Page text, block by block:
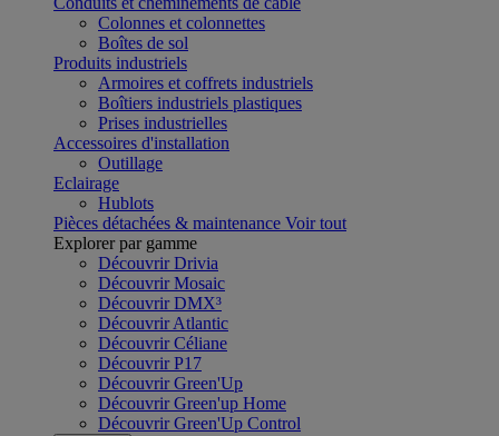
Colonnes et colonnettes
Boîtes de sol
Produits industriels
Armoires et coffrets industriels
Boîtiers industriels plastiques
Prises industrielles
Accessoires d'installation
Outillage
Eclairage
Hublots
Pièces détachées & maintenance Voir tout
Explorer par gamme
Découvrir Drivia
Découvrir Mosaic
Découvrir DMX³
Découvrir Atlantic
Découvrir Céliane
Découvrir P17
Découvrir Green'Up
Découvrir Green'up Home
Découvrir Green'Up Control